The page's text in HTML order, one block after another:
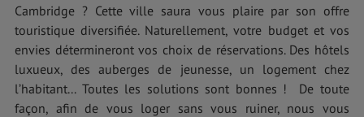
Cambridge ? Cette ville saura vous plaire par son offre
touristique diversifiée. Naturellement, votre budget et vos
envies détermineront vos choix de réservations. Des hôtels
luxueux, des auberges de jeunesse, un logement chez
l’habitant... Toutes les solutions sont bonnes ! De toute
façon, afin de vous loger sans vous ruiner, nous vous